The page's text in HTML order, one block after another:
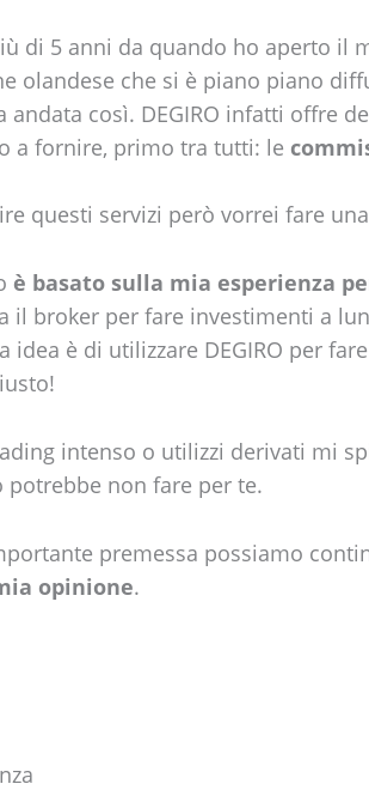
di 5 anni da quando ho aperto il
olandese che si è piano piano
andata così. DEGIRO infatti offre
a fornire, primo tra tutti: le
questi servizi però vorrei fare
è basato sulla mia esperienza
il broker per fare investimenti a
idea è di utilizzare DEGIRO per
intenso o utilizzi derivati mi
potrebbe non fare per te.
premessa possiamo
opinione.